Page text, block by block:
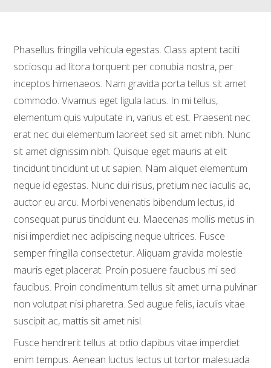
Phasellus fringilla vehicula egestas. Class aptent taciti
sociosqu ad litora torquent per conubia nostra, per
inceptos himenaeos. Nam gravida porta tellus sit amet
commodo. Vivamus eget ligula lacus. In mi tellus,
elementum quis vulputate in, varius et est. Praesent nec
erat nec dui elementum laoreet sed sit amet nibh. Nunc
sit amet dignissim nibh. Quisque eget mauris at elit
tincidunt tincidunt ut ut sapien. Nam aliquet elementum
neque id egestas. Nunc dui risus, pretium nec iaculis ac,
auctor eu arcu. Morbi venenatis bibendum lectus, id
consequat purus tincidunt eu. Maecenas mollis metus in
nisi imperdiet nec adipiscing neque ultrices. Fusce
semper fringilla consectetur. Aliquam gravida molestie
mauris eget placerat. Proin posuere faucibus mi sed
faucibus. Proin condimentum tellus sit amet urna pulvinar
non volutpat nisi pharetra. Sed augue felis, iaculis vitae
suscipit ac, mattis sit amet nisl.
Fusce hendrerit tellus at odio dapibus vitae imperdiet
enim tempus. Aenean luctus lectus ut tortor malesuada